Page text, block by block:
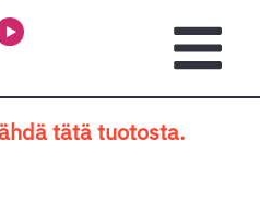
tätä tuotosta.